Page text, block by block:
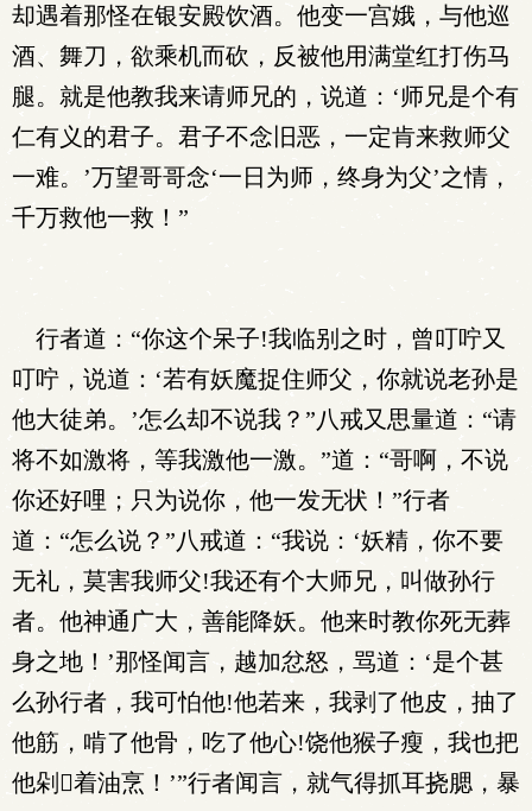
却遇着那怪在银安殿饮酒。他变一宫娥，与他巡
酒、舞刀，欲乘机而砍，反被他用满堂红打伤马
腿。就是他教我来请师兄的，说道：‘师兄是个有
仁有义的君子。君子不念旧恶，一定肯来救师父
一难。’万望哥哥念‘一日为师，终身为父’之情，
千万救他一救！”
行者道：“你这个呆子!我临别之时，曾叮咛又
叮咛，说道：‘若有妖魔捉住师父，你就说老孙是
他大徒弟。’怎么却不说我？”八戒又思量道：“请
将不如激将，等我激他一激。”道：“哥啊，不说
你还好哩；只为说你，他一发无状！”行者
道：“怎么说？”八戒道：“我说：‘妖精，你不要
无礼，莫害我师父!我还有个大师兄，叫做孙行
者。他神通广大，善能降妖。他来时教你死无葬
身之地！’那怪闻言，越加忿怒，骂道：‘是个甚
么孙行者，我可怕他!他若来，我剥了他皮，抽了
他筋，啃了他骨，吃了他心!饶他猴子瘦，我也把
他剁着油烹！’”行者闻言，就气得抓耳挠腮，暴